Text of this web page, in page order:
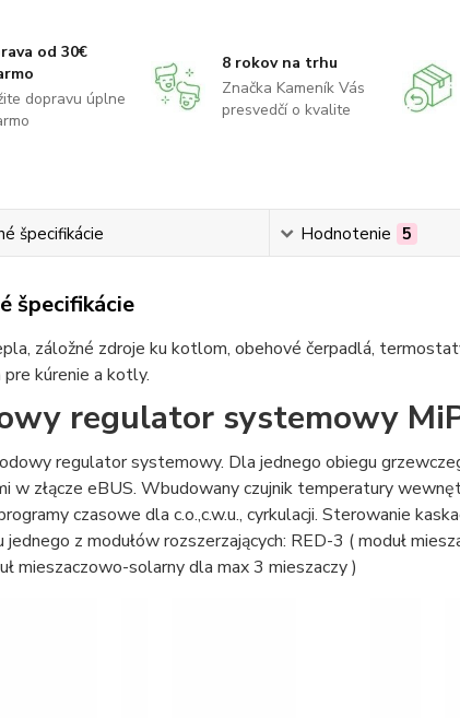
od 30€
dopravu úplne
8 rokov na trhu
Značka Kameník Vás
presvedčí o kvalite
špecifikácie Hodnotenie 5
špecifikácie
záložné zdroje ku kotlom, obehové čerpadlá,
kúrenie a kotly.
regulator systemowy
regulator systemowy. Dla jednego obiegu
w złącze eBUS. Wbudowany czujnik temperatury
czasowe dla c.o.,c.w.u., cyrkulacji. Sterowanie
jednego z modułów rozszerzających: RED-3 ( moduł
mieszaczowo-solarny dla max 3 mieszaczy )